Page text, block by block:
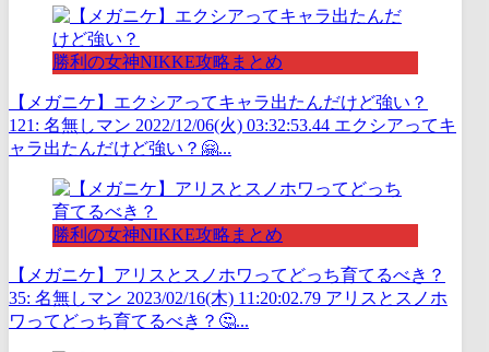
勝利の女神NIKKE攻略まとめ
【メガニケ】エクシアってキャラ出たんだけど強い？
121: 名無しマン 2022/12/06(火) 03:32:53.44 エクシアってキ
ャラ出たんだけど強い？🤗...
勝利の女神NIKKE攻略まとめ
【メガニケ】アリスとスノホワってどっち育てるべき？
35: 名無しマン 2023/02/16(木) 11:20:02.79 アリスとスノホ
ワってどっち育てるべき？🤔...